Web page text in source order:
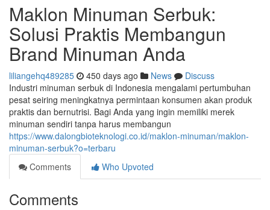
Maklon Minuman Serbuk:
Solusi Praktis Membangun
Brand Minuman Anda
liliangehq489285 450 days ago News
Discuss
Industri minuman serbuk di Indonesia mengalami pertumbuhan
pesat seiring meningkatnya permintaan konsumen akan produk
praktis dan bernutrisi. Bagi Anda yang ingin memiliki merek
minuman sendiri tanpa harus membangun
https://www.dalongbioteknologi.co.id/maklon-minuman/maklon-
minuman-serbuk?o=terbaru
Comments
Who Upvoted
Comments